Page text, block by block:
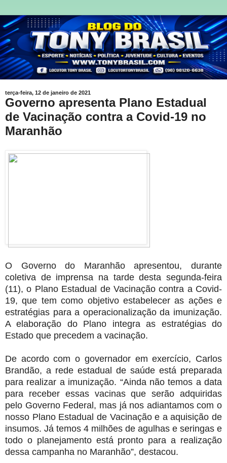
terça-feira, 12 de janeiro de 2021
Governo apresenta Plano Estadual
de Vacinação contra a Covid-19 no
Maranhão
O Governo do Maranhão apresentou, durante
coletiva de imprensa na tarde desta segunda-feira
(11), o Plano Estadual de Vacinação contra a Covid-
19, que tem como objetivo estabelecer as ações e
estratégias para a operacionalização da imunização.
A elaboração do Plano integra as estratégias do
Estado que precedem a vacinação.
De acordo com o governador em exercício, Carlos
Brandão, a rede estadual de saúde está preparada
para realizar a imunização. “Ainda não temos a data
para receber essas vacinas que serão adquiridas
pelo Governo Federal, mas já nos adiantamos com o
nosso Plano Estadual de Vacinação e a aquisição de
insumos. Já temos 4 milhões de agulhas e seringas e
todo o planejamento está pronto para a realização
dessa campanha no Maranhão”, destacou.